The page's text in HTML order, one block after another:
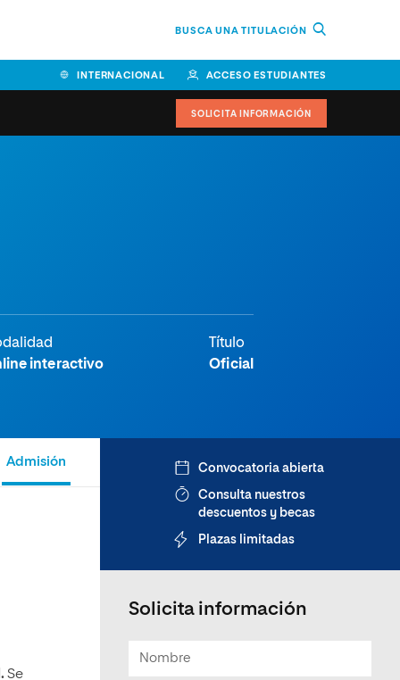
BUSCA UNA TITULACIÓN
INTERNACIONAL ACCESO ESTUDIANTES
SOLICITA INFORMACIÓN
interactivo
Título
Oficial
Admisión
Se
Convocatoria abierta
Consulta nuestros
descuentos y becas
Plazas limitadas
Solicita información